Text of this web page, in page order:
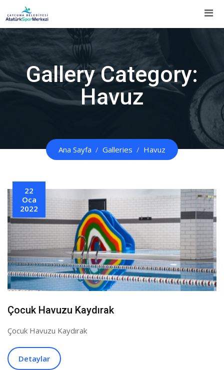
Atla
Gallery Category:
Havuz
Ana Sayfa Galleries Havuz
22
Oca
2022
Çocuk Havuzu Kaydırak
Çocuk Havuzu Kaydırak
Detaylar